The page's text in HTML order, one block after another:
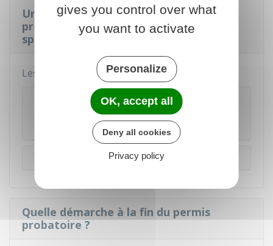
Un conducteur ayant un permis
probatoire doit-il respecter des règles
spécifiques de conduite ?
Les règles varient selon votre situation.
Vous avez obtenu, après annulation ou
invalidation, un nouveau permis de conduire
sans subir l'épreuve pratique
Autre situation
Quelle démarche à la fin du permis
probatoire ?
gives you control over what
you want to activate
Personalize
OK, accept all
Deny all cookies
Privacy policy